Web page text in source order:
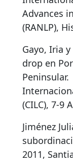
Advances
(RANLP),
Gayo, Iria y
drop en
Peninsular.
(CILC), 7-9
Jiménez
2011,